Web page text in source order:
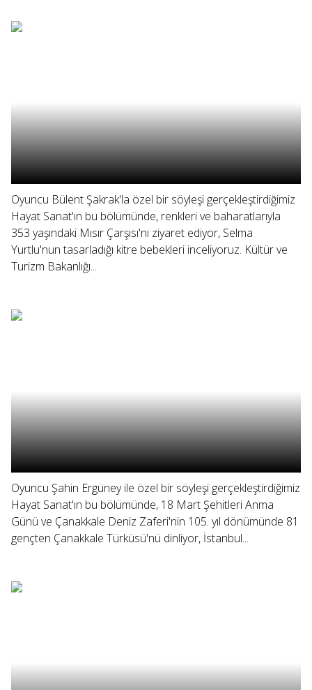
Oyuncu Bülent Şakrak'la özel bir söyleşi gerçekleştirdiğimiz
Hayat Sanat'ın bu bölümünde, renkleri ve baharatlarıyla
353 yaşındaki Mısır Çarşısı'nı ziyaret ediyor, Selma
Yurtlu'nun tasarladığı kitre bebekleri inceliyoruz. Kültür ve
Turizm Bakanlığı...
Oyuncu Şahin Ergüney ile özel bir söyleşi gerçekleştirdiğimiz
Hayat Sanat'ın bu bölümünde, 18 Mart Şehitleri Anma
Günü ve Çanakkale Deniz Zaferi'nin 105. yıl dönümünde 81
gençten Çanakkale Türküsü'nü dinliyor, İstanbul...